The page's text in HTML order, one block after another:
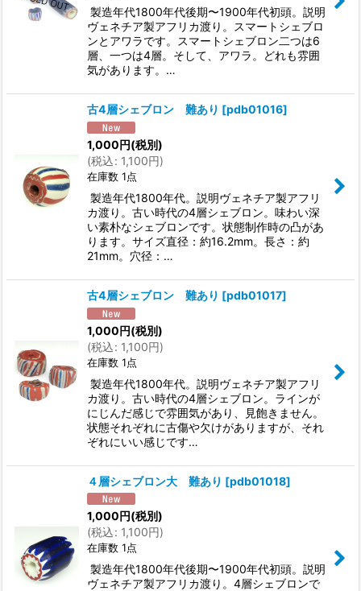
製造年代1800年代後期〜1900年代初頭。説明
ヴェネチア製アフリカ渡り。スマートシェブロ
ンとアワラです。スマートシェブロン二つは6
層、一つは4層。そして、アワラ。どれも雰囲
気があります。…
古4層シェブロン 難あり [pdb01016]
1,000円(税別)
(税込: 1,100円)
在庫数 1点
製造年代1800年代。説明ヴェネチア製アフリ
カ渡り。古い時代の4層シェブロン。味わい深
い素朴なシェブロンです。状態制作時の凸があ
ります。サイズ直径：約16.2mm。長さ：約
21mm。穴径：…
古4層シェブロン 難あり [pdb01017]
1,000円(税別)
(税込: 1,100円)
在庫数 1点
製造年代1800年代。説明ヴェネチア製アフリ
カ渡り。古い時代の4層シェブロン。ラインが
にじんだ感じで雰囲気があり、見飽きません。
状態それぞれに古傷や欠けがありますが、それ
ぞれにいい感じです…
４層シェブロン大 難あり [pdb01018]
1,000円(税別)
(税込: 1,100円)
在庫数 1点
製造年代1800年代後期〜1900年代初頭。説明
ヴェネチア製アフリカ渡り。4層シェブロンで